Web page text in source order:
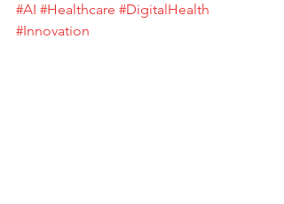
#AI #Healthcare #DigitalHealth
#Innovation